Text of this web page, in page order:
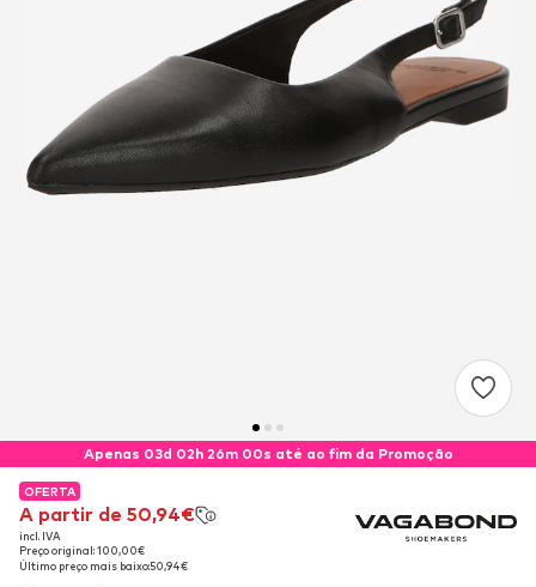
Apenas 03d 02h 26m 00s até ao fim da Promoção
OFERTA
A partir de 50,94€
incl. IVA
Preço original: 100,00€
Último preço mais baixo:50,94€
OFERTA
A partir de 50,94€
incl. IVA
Preço original: 100,00€
Último preço mais baixo:50,94€